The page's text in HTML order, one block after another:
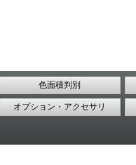
色面積判別
オプション・アクセサリ